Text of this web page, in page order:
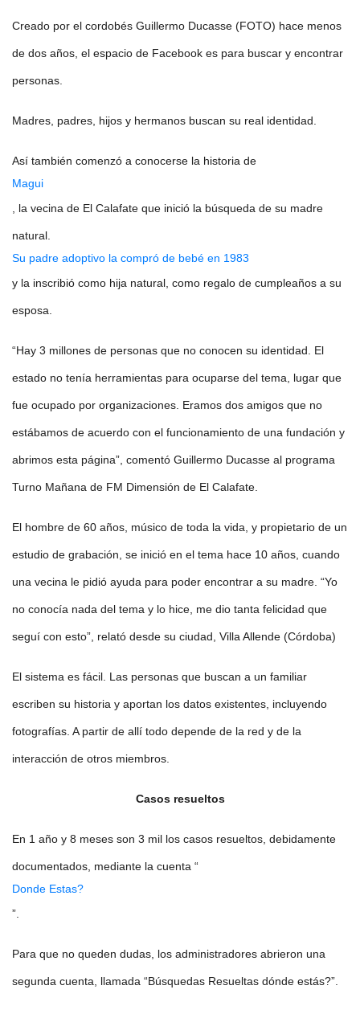
Creado por el cordobés Guillermo Ducasse (FOTO) hace menos
de dos años, el espacio de Facebook es para buscar y encontrar
personas.
Madres, padres, hijos y hermanos buscan su real identidad.
Así también comenzó a conocerse la historia de
Magui
, la vecina de El Calafate que inició la búsqueda de su madre
natural.
Su padre adoptivo la compró de bebé en 1983
y la inscribió como hija natural, como regalo de cumpleaños a su
esposa.
“Hay 3 millones de personas que no conocen su identidad. El
estado no tenía herramientas para ocuparse del tema, lugar que
fue ocupado por organizaciones. Eramos dos amigos que no
estábamos de acuerdo con el funcionamiento de una fundación y
abrimos esta página”, comentó Guillermo Ducasse al programa
Turno Mañana de FM Dimensión de El Calafate.
El hombre de 60 años, músico de toda la vida, y propietario de un
estudio de grabación, se inició en el tema hace 10 años, cuando
una vecina le pidió ayuda para poder encontrar a su madre. “Yo
no conocía nada del tema y lo hice, me dio tanta felicidad que
seguí con esto”, relató desde su ciudad, Villa Allende (Córdoba)
El sistema es fácil. Las personas que buscan a un familiar
escriben su historia y aportan los datos existentes, incluyendo
fotografías. A partir de allí todo depende de la red y de la
interacción de otros miembros.
Casos resueltos
En 1 año y 8 meses son 3 mil los casos resueltos, debidamente
documentados, mediante la cuenta “
Donde Estas?
”.
Para que no queden dudas, los administradores abrieron una
segunda cuenta, llamada “Búsquedas Resueltas dónde estás?”.